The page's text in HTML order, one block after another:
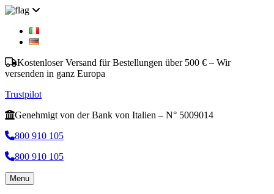
Kostenloser Versand für Bestellungen über 500 € – Wir
versenden in ganz Europa
Trustpilot
Genehmigt von der Bank von Italien – N° 5009014
800 910 105
800 910 105
Menu